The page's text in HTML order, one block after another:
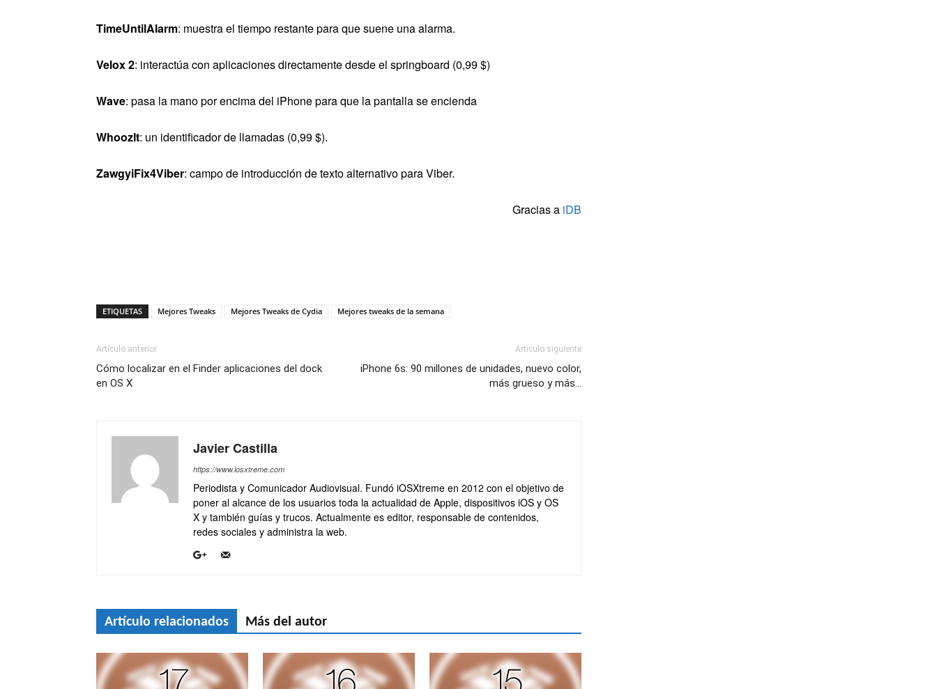
TimeUntilAlarm: muestra el tiempo restante para que suene una alarma.
Velox 2: interactúa con aplicaciones directamente desde el springboard (0,99 $)
Wave: pasa la mano por encima del iPhone para que la pantalla se encienda
WhoozIt: un identificador de llamadas (0,99 $).
ZawgyiFix4Viber: campo de introducción de texto alternativo para Viber.
Gracias a iDB
ETIQUETAS Mejores Tweaks Mejores Tweaks de Cydia Mejores tweaks de la semana
Artículo anterior
Cómo localizar en el Finder aplicaciones del dock
en OS X
Artículo siguiente
iPhone 6s: 90 millones de unidades, nuevo color,
más grueso y más…
Javier Castilla
https://www.iosxtreme.com
Periodista y Comunicador Audiovisual. Fundó iOSXtreme en 2012 con el objetivo de
poner al alcance de los usuarios toda la actualidad de Apple, dispositivos iOS y OS
X y también guías y trucos. Actualmente es editor, responsable de contenidos,
redes sociales y administra la web.
Artículo relacionados Más del autor